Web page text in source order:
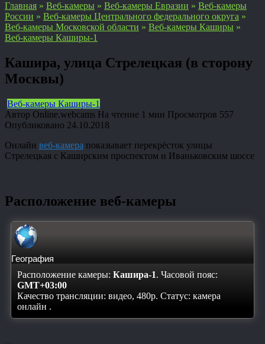
Главная » Веб-камеры » Веб-камеры Евразии » Веб-камеры
России » Веб-камеры Центрального федерального округа »
Веб-камеры Московской области » Веб-камеры Каширы »
Веб-камеры Каширы-1
Кашира, улица Стрелецкая (в сторону
Москвы)
Веб-камеры Каширы-1
Автор Online.webcams На чтение 1 мин Просмотров 557
Опубликовано 24.10.2018
Онлайн веб-камера показывает перекрёсток улицы
Стрелецкая с Каширским проспектом и Иваньковским шоссе
Расположение веб-камеры
География
Расположение камеры: Кашира-1. Часовой пояс:
GMT+03:00
Качество трансляции: видео, 480p. Статус: камера
онлайн .